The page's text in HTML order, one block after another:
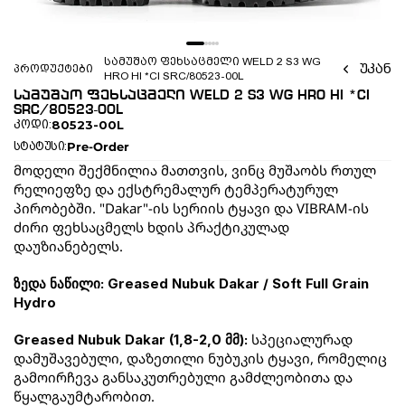
პროდუქტები
სამუშაო ფეხსაცმელი WELD 2 S3 WG
HRO HI *CI SRC/80523-00L
უკან
სამუშაო ფეხსაცმელი WELD 2 S3 WG HRO HI *CI
SRC/80523-00L
კოდი:80523-00L
სტატუსი:Pre-Order
მოდელი შექმნილია მათთვის, ვინც მუშაობს რთულ
რელიეფზე და ექსტრემალურ ტემპერატურულ
პირობებში. "Dakar"-ის სერიის ტყავი და VIBRAM-ის
ძირი ფეხსაცმელს ხდის პრაქტიკულად
დაუზიანებელს.
ზედა ნაწილი: Greased Nubuk Dakar / Soft Full Grain
Hydro
Greased Nubuk Dakar (1,8-2,0 მმ): სპეციალურად
დამუშავებული, დაზეთილი ნუბუკის ტყავი, რომელიც
გამოირჩევა განსაკუთრებული გამძლეობითა და
წყალგაუმტარობით.